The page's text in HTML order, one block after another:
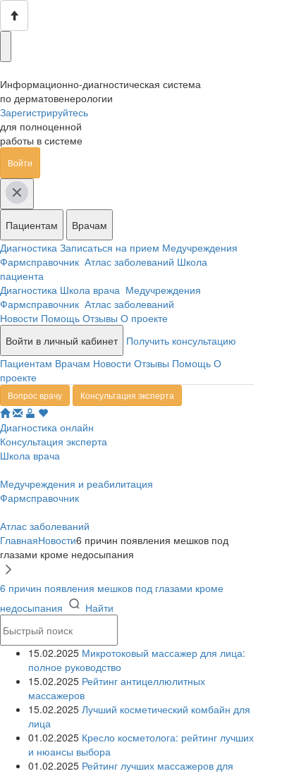
Информационно-диагностическая система
по дерматовенерологии
Зарегистрируйтесь
для полноценной
работы в системе
Войти
Пациентам
Врачам
Диагностика Записаться на прием Медучреждения
Фармсправочник Атлас заболеваний Школа
пациента
Диагностика Школа врача Медучреждения
Фармсправочник Атлас заболеваний
Новости Помощь Отзывы О проекте
Войти в личный кабинет
Получить консультацию
Пациентам Врачам Новости Отзывы Помощь О
проекте
Вопрос врачу Консультация эксперта
Диагностика онлайн
Консультация эксперта
Школа врача
Медучреждения и реабилитация
Фармсправочник
Атлас заболеваний
ГлавнаяНовости6 причин появления мешков под
глазами кроме недосыпания
6 причин появления мешков под глазами кроме
недосыпания
Найти
15.02.2025 Микротоковый массажер для лица:
полное руководство
15.02.2025 Рейтинг антицеллюлитных
массажеров
15.02.2025 Лучший косметический комбайн для
лица
01.02.2025 Кресло косметолога: рейтинг лучших
и нюансы выбора
01.02.2025 Рейтинг лучших массажеров для